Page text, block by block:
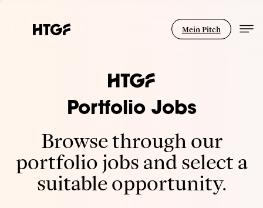
Mein Pitch
Portfolio Jobs
Browse through our
portfolio jobs and select a
suitable opportunity.